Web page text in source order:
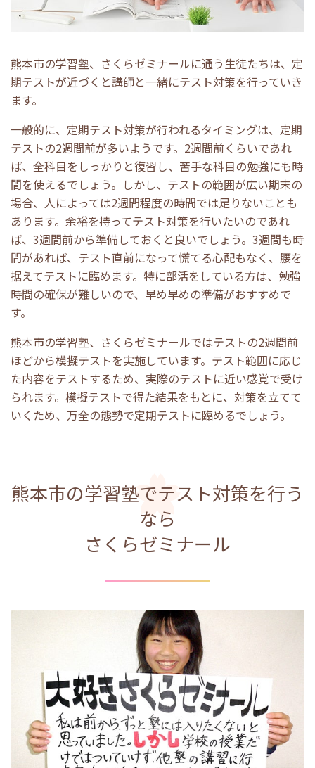
熊本市の学習塾、さくらゼミナールに通う生徒たちは、定
期テストが近づくと講師と一緒にテスト対策を行っていき
ます。
一般的に、定期テスト対策が行われるタイミングは、定期
テストの2週間前が多いようです。2週間前くらいであれ
ば、全科目をしっかりと復習し、苦手な科目の勉強にも時
間を使えるでしょう。しかし、テストの範囲が広い期末の
場合、人によっては2週間程度の時間では足りないことも
あります。余裕を持ってテスト対策を行いたいのであれ
ば、3週間前から準備しておくと良いでしょう。3週間も時
間があれば、テスト直前になって慌てる心配もなく、腰を
据えてテストに臨めます。特に部活をしている方は、勉強
時間の確保が難しいので、早め早めの準備がおすすめで
す。
熊本市の学習塾、さくらゼミナールではテストの2週間前
ほどから模擬テストを実施しています。テスト範囲に応じ
た内容をテストするため、実際のテストに近い感覚で受け
られます。模擬テストで得た結果をもとに、対策を立てて
いくため、万全の態勢で定期テストに臨めるでしょう。
熊本市の学習塾でテスト対策を行う
なら
さくらゼミナール